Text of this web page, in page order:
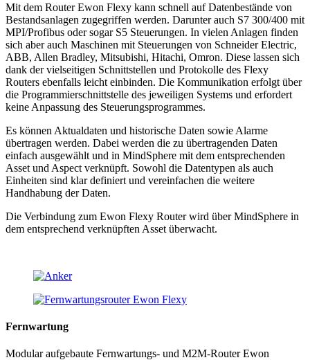
Mit dem Router Ewon Flexy kann schnell auf Datenbestände von
Bestandsanlagen zugegriffen werden. Darunter auch S7 300/400 mit
MPI/Profibus oder sogar S5 Steuerungen. In vielen Anlagen finden
sich aber auch Maschinen mit Steuerungen von Schneider Electric,
ABB, Allen Bradley, Mitsubishi, Hitachi, Omron. Diese lassen sich
dank der vielseitigen Schnittstellen und Protokolle des Flexy
Routers ebenfalls leicht einbinden. Die Kommunikation erfolgt über
die Programmierschnittstelle des jeweiligen Systems und erfordert
keine Anpassung des Steuerungsprogrammes.
Es können Aktualdaten und historische Daten sowie Alarme
übertragen werden. Dabei werden die zu übertragenden Daten
einfach ausgewählt und in MindSphere mit dem entsprechenden
Asset und Aspect verknüpft. Sowohl die Datentypen als auch
Einheiten sind klar definiert und vereinfachen die weitere
Handhabung der Daten.
Die Verbindung zum Ewon Flexy Router wird über MindSphere in
dem entsprechend verknüpften Asset überwacht.
Fernwartung
Modular aufgebaute Fernwartungs- und M2M-Router Ewon